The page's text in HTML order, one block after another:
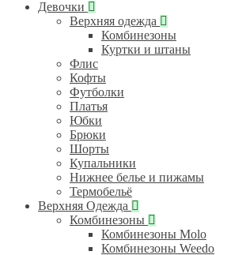
Девочки
Верхняя одежда
Комбинезоны
Куртки и штаны
Флис
Кофты
Футболки
Платья
Юбки
Брюки
Шорты
Купальники
Нижнее белье и пижамы
Термобельё
Верхняя Одежда
Комбинезоны
Комбинезоны Molo
Комбинезоны Weedo